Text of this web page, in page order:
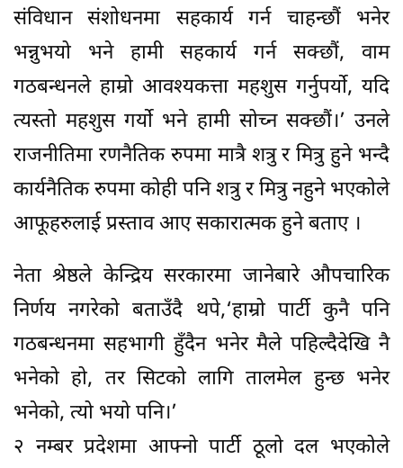
संविधान संशोधनमा सहकार्य गर्न चाहन्छौं भनेर
भन्नुभयो भने हामी सहकार्य गर्न सक्छौं, वाम
गठबन्धनले हाम्रो आवश्यकत्ता महशुस गर्नुपर्यो, यदि
त्यस्तो महशुस गर्यो भने हामी सोच्न सक्छौं।’ उनले
राजनीतिमा रणनैतिक रुपमा मात्रै शत्रु र मित्रु हुने भन्दै
कार्यनैतिक रुपमा कोही पनि शत्रु र मित्रु नहुने भएकोले
आफूहरुलाई प्रस्ताव आए सकारात्मक हुने बताए ।
नेता श्रेष्ठले केन्द्रिय सरकारमा जानेबारे औपचारिक
निर्णय नगरेको बताउँदै थपे,‘हाम्रो पार्टी कुनै पनि
गठबन्धनमा सहभागी हुँदैन भनेर मैले पहिल्दैदेखि नै
भनेको हो, तर सिटको लागि तालमेल हुन्छ भनेर
भनेको, त्यो भयो पनि।’
२ नम्बर प्रदेशमा आफ्नो पार्टी ठूलो दल भएकोले